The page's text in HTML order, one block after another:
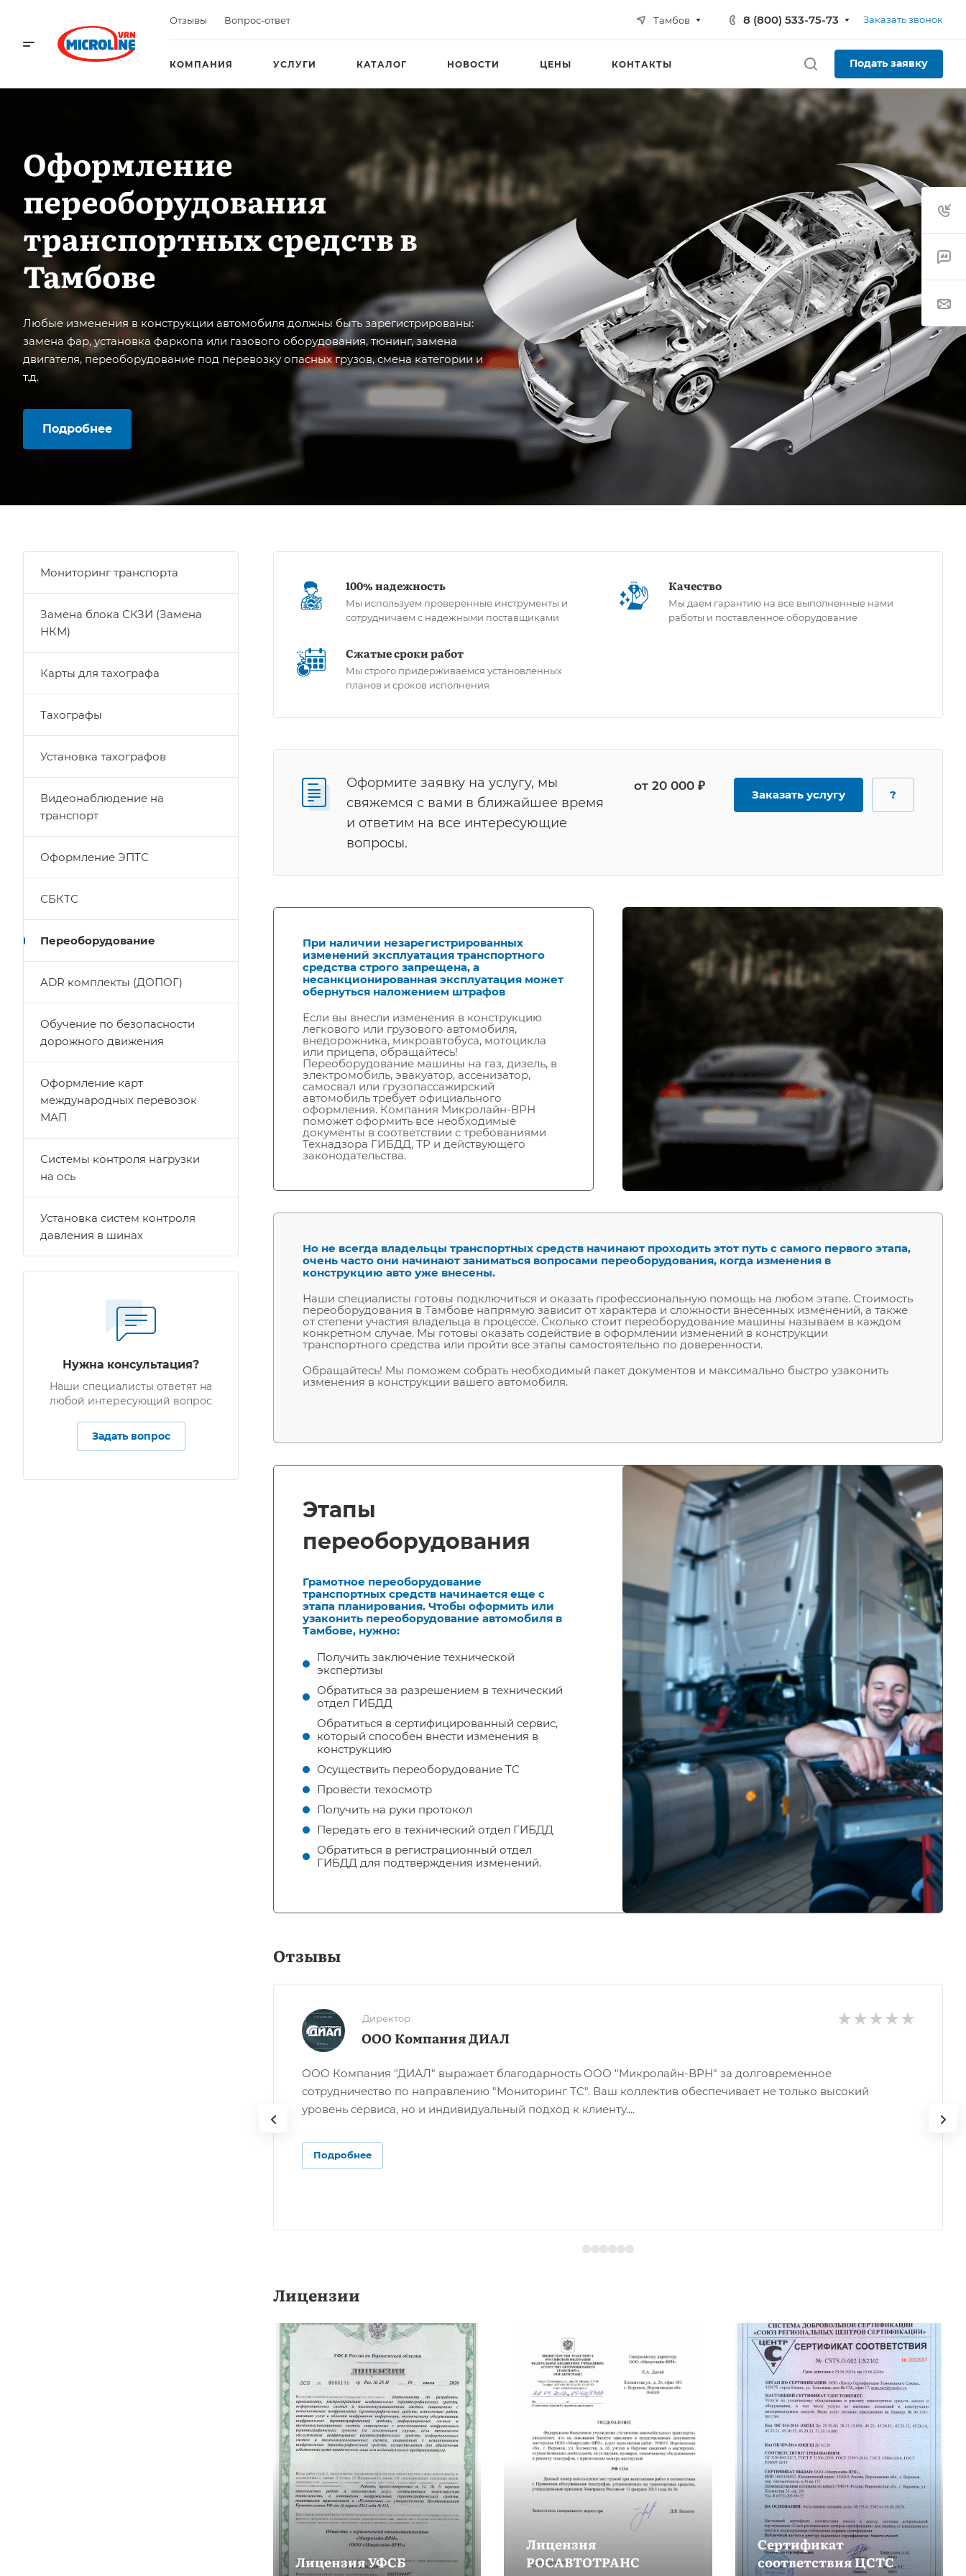
Отзывы Вопрос-ответ Тамбов 8 (800) 533-75-73 Заказать звонок
КОМПАНИЯ УСЛУГИ КАТАЛОГ НОВОСТИ ЦЕНЫ КОНТАКТЫ Подать заявку
Оформление
переоборудования
транспортных средств в
Тамбове
Любые изменения в конструкции автомобиля должны быть зарегистрированы:
замена фар, установка фаркопа или газового оборудования, тюнинг, замена
двигателя, переоборудование под перевозку опасных грузов, смена категории и
т.д.
Подробнее
100% надежность
Мы используем проверенные инструменты и
сотрудничаем с надежными поставщиками
Качество
Мы даем гарантию на все выполненные нами
работы и поставленное оборудование
Сжатые сроки работ
Мы строго придерживаемся установленных
планов и сроков исполнения
Оформите заявку на услугу, мы
свяжемся с вами в ближайшее время
и ответим на все интересующие
вопросы.
от 20 000 ₽
Заказать услугу ?
При наличии незарегистрированных
изменений эксплуатация транспортного
средства строго запрещена, а
несанкционированная эксплуатация может
обернуться наложением штрафов
Если вы внесли изменения в конструкцию
легкового или грузового автомобиля,
внедорожника, микроавтобуса, мотоцикла
или прицепа, обращайтесь!
Переоборудование машины на газ, дизель, в
электромобиль, эвакуатор, ассенизатор,
самосвал или грузопассажирский
автомобиль требует официального
оформления. Компания Микролайн-ВРН
поможет оформить все необходимые
документы в соответствии с требованиями
Технадзора ГИБДД, ТР и действующего
законодательства.
Но не всегда владельцы транспортных средств начинают проходить этот путь с самого первого этапа,
очень часто они начинают заниматься вопросами переоборудования, когда изменения в
конструкцию авто уже внесены.
Наши специалисты готовы подключиться и оказать профессиональную помощь на любом этапе. Стоимость
переоборудования в Тамбове напрямую зависит от характера и сложности внесенных изменений, а также
от степени участия владельца в процессе. Сколько стоит переоборудование машины называем в каждом
конкретном случае. Мы готовы оказать содействие в оформлении изменений в конструкции
транспортного средства или пройти все этапы самостоятельно по доверенности.
Обращайтесь! Мы поможем собрать необходимый пакет документов и максимально быстро узаконить
изменения в конструкции вашего автомобиля.
Этапы
переоборудования
Грамотное переоборудование
транспортных средств начинается еще с
этапа планирования. Чтобы оформить или
узаконить переоборудование автомобиля в
Тамбове, нужно:
Получить заключение технической
экспертизы
Обратиться за разрешением в технический
отдел ГИБДД
Обратиться в сертифицированный сервис,
который способен внести изменения в
конструкцию
Осуществить переоборудование ТС
Провести техосмотр
Получить на руки протокол
Передать его в технический отдел ГИБДД
Обратиться в регистрационный отдел
ГИБДД для подтверждения изменений.
Отзывы
Директор
ООО Компания ДИАЛ
ООО Компания "ДИАЛ" выражает благодарность ООО "Микролайн-ВРН" за долговременное
сотрудничество по направлению "Мониторинг ТС". Ваш коллектив обеспечивает не только высокий
уровень сервиса, но и индивидуальный подход к клиенту....
Подробнее
Лицензии
Лицензия УФСБ
Лицензия
РОСАВТОТРАНС
Сертификат
соответствия ЦСТС
Мониторинг транспорта
Замена блока СКЗИ (Замена
НКМ)
Карты для тахографа
Тахографы
Установка тахографов
Видеонаблюдение на
транспорт
Оформление ЭПТС
СБКТС
Переоборудование
ADR комплекты (ДОПОГ)
Обучение по безопасности
дорожного движения
Оформление карт
международных перевозок
МАП
Системы контроля нагрузки
на ось
Установка систем контроля
давления в шинах
Нужна консультация?
Наши специалисты ответят на
любой интересующий вопрос
Задать вопрос